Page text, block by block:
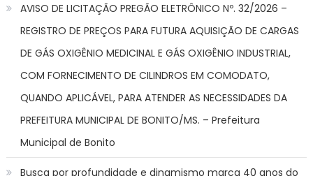
AVISO DE LICITAÇÃO PREGÃO ELETRÔNICO Nº. 32/2026 –
REGISTRO DE PREÇOS PARA FUTURA AQUISIÇÃO DE CARGAS
DE GÁS OXIGÊNIO MEDICINAL E GÁS OXIGÊNIO INDUSTRIAL,
COM FORNECIMENTO DE CILINDROS EM COMODATO,
QUANDO APLICÁVEL, PARA ATENDER AS NECESSIDADES DA
PREFEITURA MUNICIPAL DE BONITO/MS. – Prefeitura
Municipal de Bonito
Busca por profundidade e dinamismo marca 40 anos do